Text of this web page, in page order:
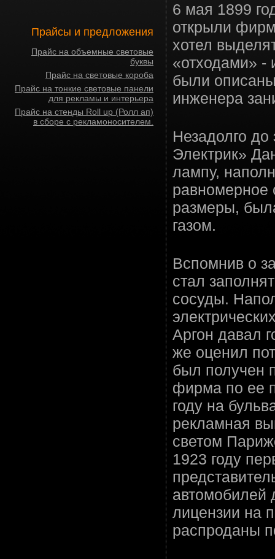
Прайсы и предложения
Прайс на объемные световые
буквы
Прайс на световые короба
Прайс на тонкие световые панели
для рекламы и интерьера
Прайс на стенды Roll up (Ролл ап)
в сборе с рекламоносителем.
6 мая 1899
открыли
хотел
«отходами» -
были
инженера
Незадолго
Электрик»
лампу,
равномерное
размеры,
газом.
Вспомнив о
стал
сосуды.
Аргон давал
же оценил
был получен
фирма по ее
году на
рекламная
светом
1923 году
автомобилей
лицензии на
распроданы